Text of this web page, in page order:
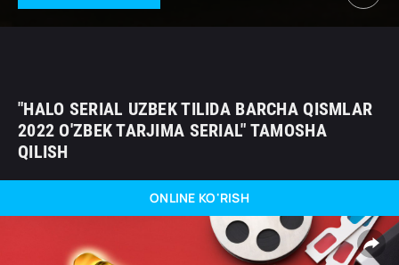
"HALO SERIAL UZBEK TILIDA BARCHA QISMLAR
2022 O'ZBEK TARJIMA SERIAL" TAMOSHA
QILISH
ONLINE KO'RISH